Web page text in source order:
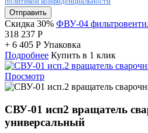
Отправить
Скидка 30% ФВУ-04
318 237 Р
+ 6 405 Р Упаковка
Подробнее Купить в 1 клик
Просмотр
СВУ-01 исп2 вращатель
универсальный